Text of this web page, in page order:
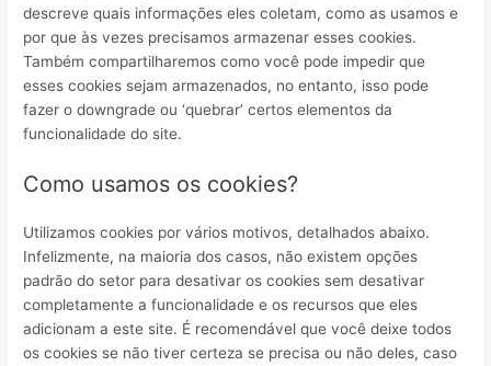
descreve quais informações eles coletam, como as usamos e
por que às vezes precisamos armazenar esses cookies.
Também compartilharemos como você pode impedir que
esses cookies sejam armazenados, no entanto, isso pode
fazer o downgrade ou ‘quebrar’ certos elementos da
funcionalidade do site.
Como usamos os cookies?
Utilizamos cookies por vários motivos, detalhados abaixo.
Infelizmente, na maioria dos casos, não existem opções
padrão do setor para desativar os cookies sem desativar
completamente a funcionalidade e os recursos que eles
adicionam a este site. É recomendável que você deixe todos
os cookies se não tiver certeza se precisa ou não deles, caso